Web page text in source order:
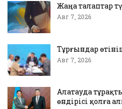
Жаңа талаптар
Авг 7, 2026
Тұрғындар
Авг 7, 2026
Алатауда
өндірісі қолға